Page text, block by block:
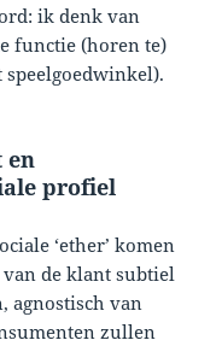
ik denk van
functie (horen te)
speelgoedwinkel).
en
profiel
‘ether’ komen
de klant subtiel
agnostisch van
zullen